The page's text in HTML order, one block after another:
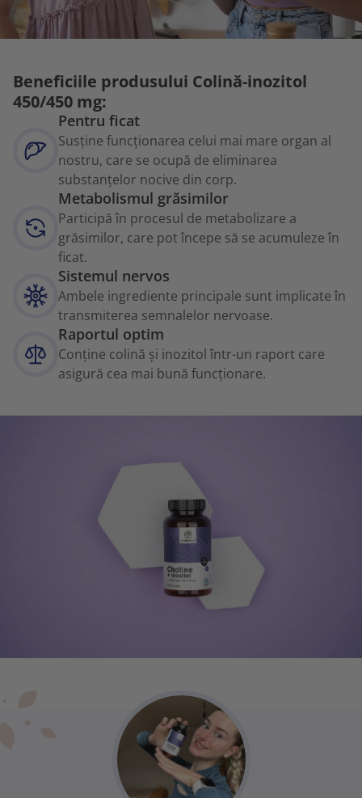
Beneficiile produsului Colină-inozitol
450/450 mg:
Pentru ficat
Susține funcționarea celui mai mare organ al
nostru, care se ocupă de eliminarea
substanțelor nocive din corp.
Metabolismul grăsimilor
Participă în procesul de metabolizare a
grăsimilor, care pot începe să se acumuleze în
ficat.
Sistemul nervos
Ambele ingrediente principale sunt implicate în
transmiterea semnalelor nervoase.
Raportul optim
Conține colină și inozitol într-un raport care
asigură cea mai bună funcționare.